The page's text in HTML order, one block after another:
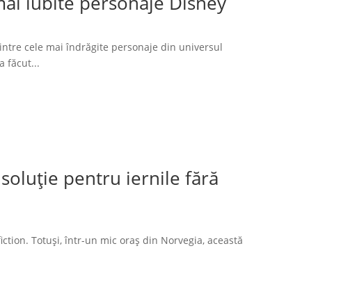
cele mai îndrăgite personaje din universul
făcut...
pentru iernile fără
Totuși, într-un mic oraș din Norvegia, această